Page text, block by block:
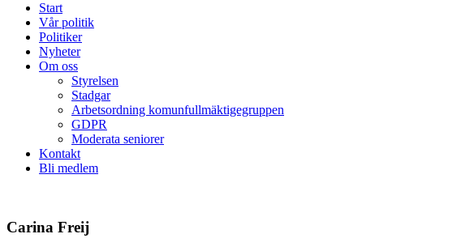
Start
Vår politik
Politiker
Nyheter
Om oss
Styrelsen
Stadgar
Arbetsordning komunfullmäktigegruppen
GDPR
Moderata seniorer
Kontakt
Bli medlem
Carina Freij